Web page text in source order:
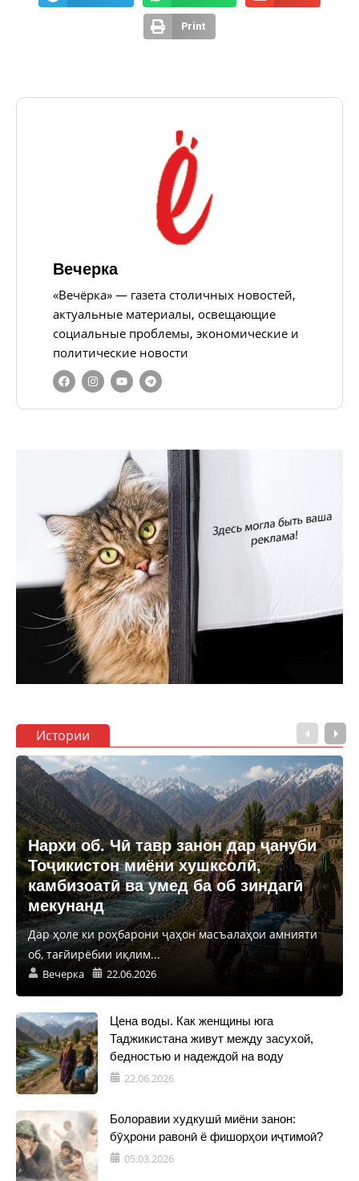
Print
Вечерка
«Вечёрка» — газета столичных новостей,
актуальные материалы, освещающие
социальные проблемы, экономические и
политические новости
Истории
Нархи об. Чӣ тавр занон дар ҷануби
Тоҷикистон миёни хушксолӣ,
камбизоатӣ ва умед ба об зиндагӣ
мекунанд
Дар ҳоле ки роҳбарони ҷаҳон масъалаҳои амнияти
об, тағйирёбии иқлим...
Вечерка 22.06.2026
Цена воды. Как женщины юга
Таджикистана живут между засухой,
бедностью и надеждой на воду
22.06.2026
Болоравии худкушӣ миёни занон:
бӯҳрони равонӣ ё фишорҳои иҷтимоӣ?
05.03.2026